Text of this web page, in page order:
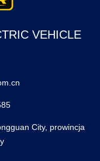
VEHICLE
City, prowincja